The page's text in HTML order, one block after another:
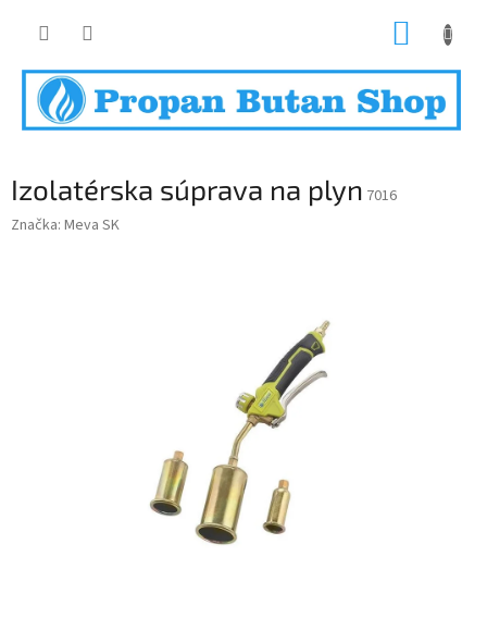
Izolatérska súprava na plyn 7016
Značka: Meva SK